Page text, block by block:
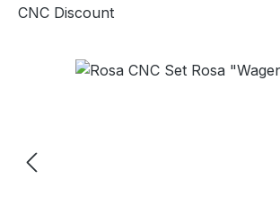
CNC Discount
Bildergalerie überspringen